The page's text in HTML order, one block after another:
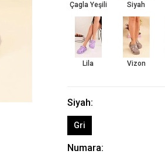
Çagla Yeşili Siyah
Lila Vizon
Siyah:
Gri
Numara: